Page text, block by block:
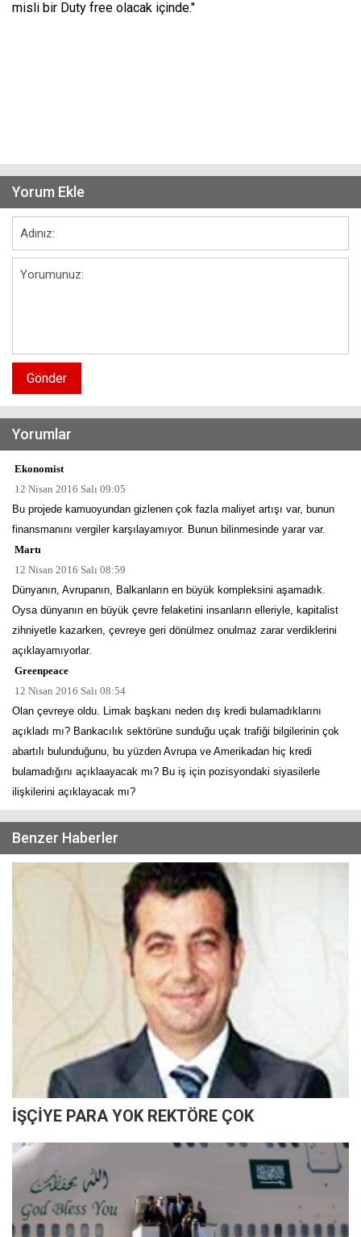
misli bir Duty free olacak içinde."
Yorum Ekle
Gönder
Yorumlar
Ekonomist
12 Nisan 2016 Salı 09:05
Bu projede kamuoyundan gizlenen çok fazla maliyet artışı var, bunun
finansmanını vergiler karşılayamıyor. Bunun bilinmesinde yarar var.
Martı
12 Nisan 2016 Salı 08:59
Dünyanın, Avrupanın, Balkanların en büyük kompleksini aşamadık.
Oysa dünyanın en büyük çevre felaketini insanların elleriyle, kapitalist
zihniyetle kazarken, çevreye geri dönülmez onulmaz zarar verdiklerini
açıklayamıyorlar.
Greenpeace
12 Nisan 2016 Salı 08:54
Olan çevreye oldu. Limak başkanı neden dış kredi bulamadıklarını
açıkladı mı? Bankacılık sektörüne sunduğu uçak trafiği bilgilerinin çok
abartılı bulunduğunu, bu yüzden Avrupa ve Amerikadan hiç kredi
bulamadığını açıklaayacak mı? Bu iş için pozisyondaki siyasilerle
ilişkilerini açıklayacak mı?
Benzer Haberler
İŞÇİYE PARA YOK REKTÖRE ÇOK